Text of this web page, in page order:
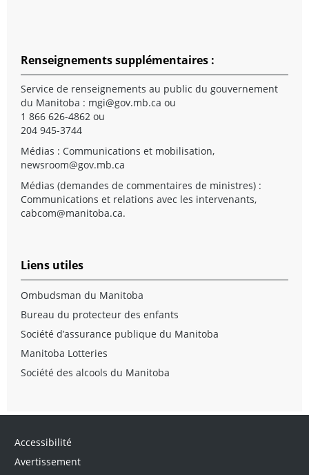
Renseignements supplémentaires :
Service de renseignements au public du gouvernement
du Manitoba : mgi@gov.mb.ca ou
1 866 626-4862 ou
204 945-3744
Médias : Communications et mobilisation,
newsroom@gov.mb.ca
Médias (demandes de commentaires de ministres) :
Communications et relations avec les intervenants,
cabcom@manitoba.ca.
Liens utiles
Ombudsman du Manitoba
Bureau du protecteur des enfants
Société d’assurance publique du Manitoba
Manitoba Lotteries
Société des alcools du Manitoba
Accessibilité
Avertissement